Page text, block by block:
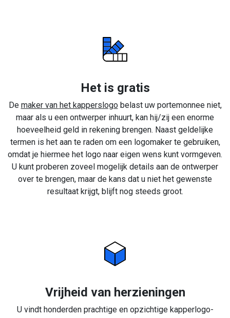
Het is gratis
De maker van het kapperslogobelast uw portemonnee niet,
maar als u een ontwerper inhuurt, kan hij/zij een enorme
hoeveelheid geld in rekening brengen. Naast geldelijke
termen is het aan te raden om een logomaker te gebruiken,
omdat je hiermee het logo naar eigen wens kunt vormgeven.
U kunt proberen zoveel mogelijk details aan de ontwerper
over te brengen, maar de kans dat u niet het gewenste
resultaat krijgt, blijft nog steeds groot.
Vrijheid van herzieningen
U vindt honderden prachtige en opzichtige kapperlogo-